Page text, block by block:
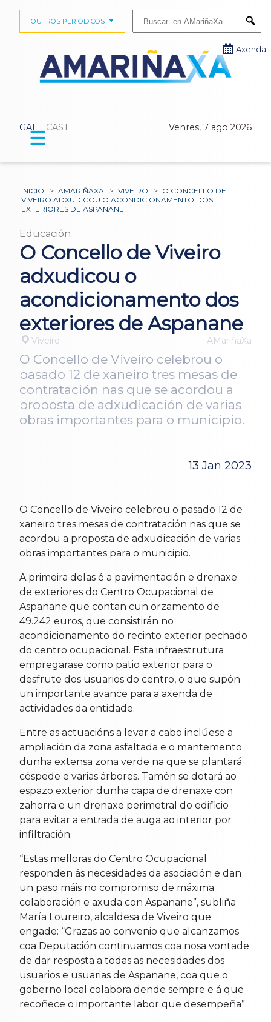
GAL CAST Venres, 7 ago 2026
OUTROS PERIÓDICOS
Axenda
☰
INICIO > AMARIÑAXA > VIVEIRO > O CONCELLO DE
VIVEIRO ADXUDICOU O ACONDICIONAMENTO DOS
EXTERIORES DE ASPANANE
Educación
O Concello de Viveiro
adxudicou o
acondicionamento dos
exteriores de Aspanane
Viveiro AMariñaXa
O Concello de Viveiro celebrou o
pasado 12 de xaneiro tres mesas de
contratación nas que se acordou a
proposta de adxudicación de varias
obras importantes para o municipio.
13 Jan 2023
O Concello de Viveiro celebrou o pasado 12 de
xaneiro tres mesas de contratación nas que se
acordou a proposta de adxudicación de varias
obras importantes para o municipio.
A primeira delas é a pavimentación e drenaxe
de exteriores do Centro Ocupacional de
Aspanane que contan cun orzamento de
49.242 euros, que consistirán no
acondicionamento do recinto exterior pechado
do centro ocupacional. Esta infraestrutura
empregarase como patio exterior para o
desfrute dos usuarios do centro, o que supón
un importante avance para a axenda de
actividades da entidade.
Entre as actuacións a levar a cabo inclúese a
ampliación da zona asfaltada e o mantemento
dunha extensa zona verde na que se plantará
céspede e varias árbores. Tamén se dotará ao
espazo exterior dunha capa de drenaxe con
zahorra e un drenaxe perimetral do edificio
para evitar a entrada de auga ao interior por
infiltración.
“Estas melloras do Centro Ocupacional
responden ás necesidades da asociación e dan
un paso máis no compromiso de máxima
colaboración e axuda con Aspanane”, subliña
María Loureiro, alcaldesa de Viveiro que
engade: “Grazas ao convenio que alcanzamos
coa Deputación continuamos coa nosa vontade
de dar resposta a todas as necesidades dos
usuarios e usuarias de Aspanane, coa que o
goberno local colabora dende sempre e á que
recoñece o importante labor que desempeña”.